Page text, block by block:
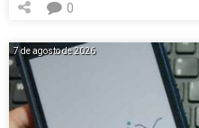
0
7 de agosto de 2026